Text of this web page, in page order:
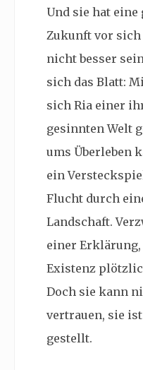
Und sie hat eine
Zukunft vor sich
nicht besser
sich das Blatt:
sich Ria einer
gesinnten Welt
ums Überleben
ein
Flucht durch
Landschaft.
einer
Existenz
Doch sie kann
vertrauen, sie
gestellt.